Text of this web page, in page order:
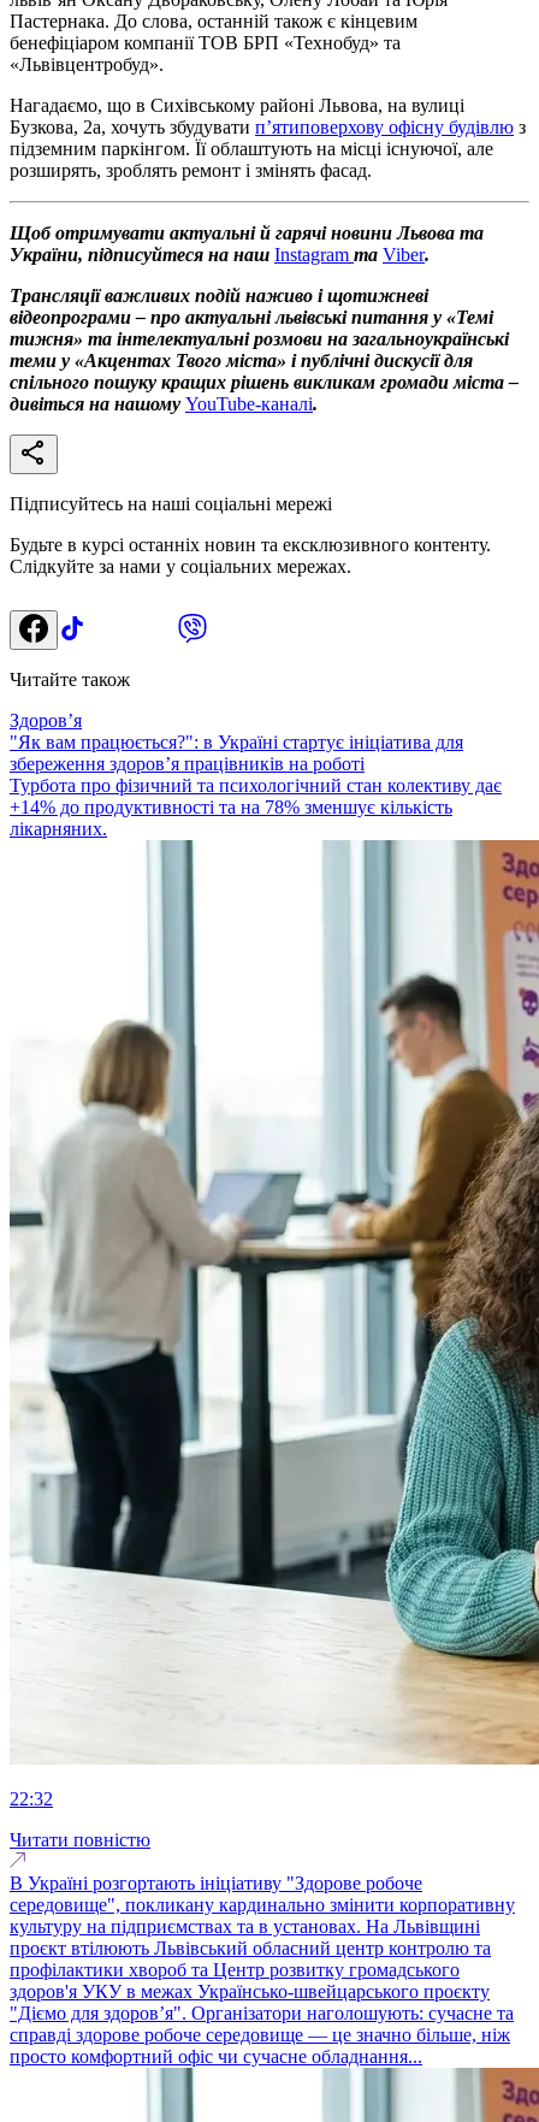
Пастернака. До слова, останній також є кінцевим
бенефіціаром компанії ТОВ БРП «Технобуд» та
«Львівцентробуд».
Нагадаємо, що в Сихівському районі Львова, на вулиці
Бузкова, 2а, хочуть збудувати п’ятиповерхову офісну будівлю з
підземним паркінгом. Її облаштують на місці існуючої, але
розширять, зроблять ремонт і змінять фасад.
Щоб отримувати актуальні й гарячі новини Львова та
України, підписуйтеся на наш Instagram та Viber.
Трансляції важливих подій наживо і щотижневі
відеопрограми – про актуальні львівські питання у «Темі
тижня» та інтелектуальні розмови на загальноукраїнські
теми у «Акцентах Твого міста» і публічні дискусії для
спільного пошуку кращих рішень викликам громади міста –
дивіться на нашому YouTube-каналі.
Підписуйтесь на наші соціальні мережі
Будьте в курсі останніх новин та ексклюзивного контенту.
Слідкуйте за нами у соціальних мережах.
Читайте також
Здоровʼя
"Як вам працюється?": в Україні стартує ініціатива для
збереження здоров’я працівників на роботі
Турбота про фізичний та психологічний стан колективу дає
+14% до продуктивності та на 78% зменшує кількість
лікарняних.
22:32
Читати повністю
В Україні розгортають ініціативу "Здорове робоче
середовище", покликану кардинально змінити корпоративну
культуру на підприємствах та в установах. На Львівщині
проєкт втілюють Львівський обласний центр контролю та
профілактики хвороб та Центр розвитку громадського
здоров'я УКУ в межах Українсько-швейцарського проєкту
"Діємо для здоров’я". Організатори наголошують: сучасне та
справді здорове робоче середовище — це значно більше, ніж
просто комфортний офіс чи сучасне обладнання...